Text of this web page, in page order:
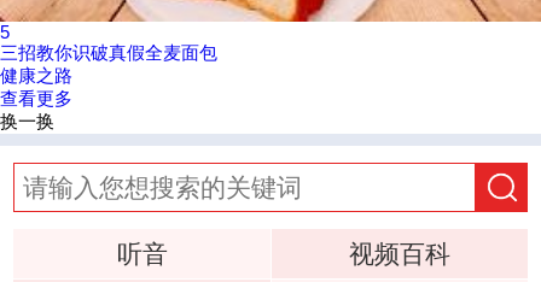
5
三招教你识破真假全麦面包
健康之路
查看更多
换一换
听音 视频百科